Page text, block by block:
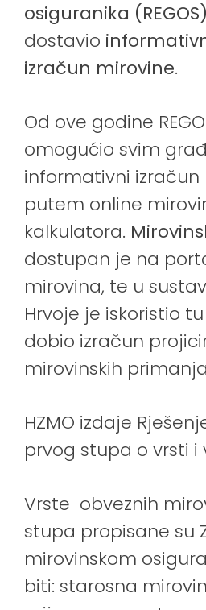
osiguranika (REGOS)
dostavio
izračun mirovine.
Od ove godine
omogućio svim
informativni izračun
putem online
kalkulatora.
dostupan je na
mirovina, te u
Hrvoje je iskoristio
dobio izračun
mirovinskih
HZMO izdaje
prvog stupa o vrsti i
Vrste obveznih
stupa propisane su
mirovinskom
biti: starosna